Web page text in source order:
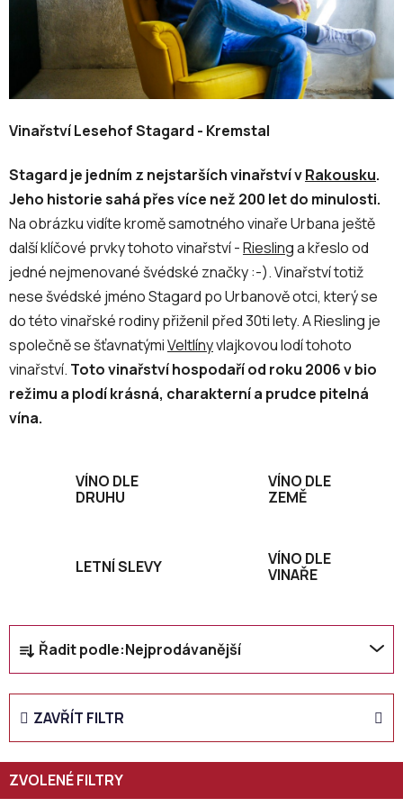
Vinařství Lesehof Stagard - Kremstal
Stagard je jedním z nejstarších vinařství vRakousku.
Jeho historie sahá přes více než 200 let do minulosti.
Na obrázku vidíte kromě samotného vinaře Urbana ještě
další klíčové prvky tohoto vinařství -Rieslinga křeslo od
jedné nejmenované švédské značky :-). Vinařství totiž
nese švédské jméno Stagard po Urbanově otci, který se
do této vinařské rodiny přiženil před 30ti lety. A Riesling je
společně se šťavnatýmiVeltlínyvlajkovou lodí tohoto
vinařství. Toto vinařství hospodaří od roku 2006 v bio
režimu a plodí krásná, charakterní a prudce pitelná
vína.
VÍNO DLE
DRUHU
VÍNO DLE
ZEMĚ
LETNÍ SLEVY
VÍNO DLE
VINAŘE
Ř
a
z
n
í
p
r
Řadit podle:Nejprodávanější
ZAVŘÍT FILTR